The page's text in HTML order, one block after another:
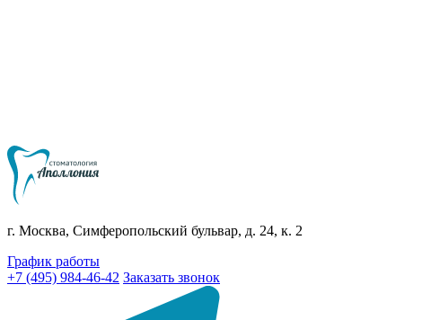
г. Москва, Симферопольский бульвар, д. 24, к. 2
График работы
+7 (495) 984-46-42 Заказать звонок